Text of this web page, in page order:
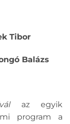
Tibor
Balázs
az egyik
program a